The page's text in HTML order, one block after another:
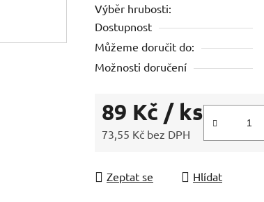
0,0
z
5
hvězdiček.
Výběr hrubosti:
Dostupnost
Můžeme doručit do:
Možnosti doručení
89 Kč / ks
73,55 Kč bez DPH
Zeptat se Hlídat